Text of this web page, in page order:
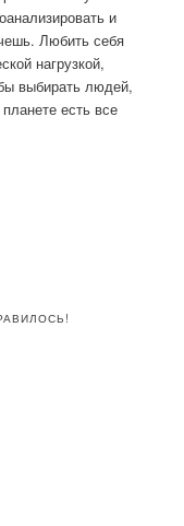
и
Любить себя
нагрузкой,
выбирать людей,
есть все